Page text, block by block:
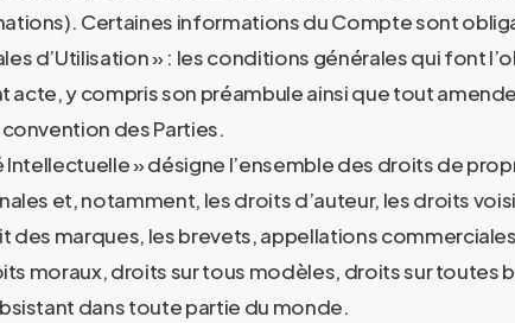
Certaines informations du Compte sont
d’Utilisation » : les conditions générales qui font
acte, y compris son préambule ainsi que tout
des Parties.
Intellectuelle » désigne l’ensemble des droits de
et, notamment, les droits d’auteur, les droits
des marques, les brevets, appellations
moraux, droits sur tous modèles, droits sur
dans toute partie du monde.